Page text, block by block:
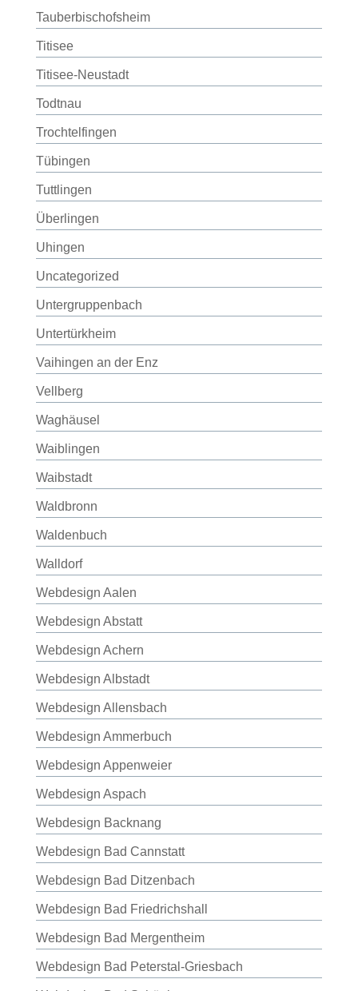
Tauberbischofsheim
Titisee
Titisee-Neustadt
Todtnau
Trochtelfingen
Tübingen
Tuttlingen
Überlingen
Uhingen
Uncategorized
Untergruppenbach
Untertürkheim
Vaihingen an der Enz
Vellberg
Waghäusel
Waiblingen
Waibstadt
Waldbronn
Waldenbuch
Walldorf
Webdesign Aalen
Webdesign Abstatt
Webdesign Achern
Webdesign Albstadt
Webdesign Allensbach
Webdesign Ammerbuch
Webdesign Appenweier
Webdesign Aspach
Webdesign Backnang
Webdesign Bad Cannstatt
Webdesign Bad Ditzenbach
Webdesign Bad Friedrichshall
Webdesign Bad Mergentheim
Webdesign Bad Peterstal-Griesbach